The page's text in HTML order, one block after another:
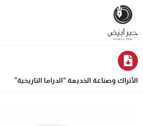
الأتراك وصناعة الخديعة “الدراما التاريخية”